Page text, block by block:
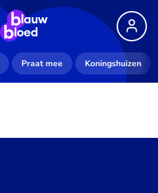
Praat mee Koningshuizen